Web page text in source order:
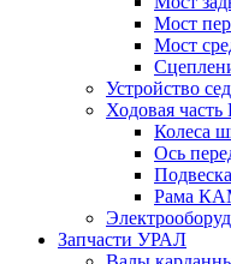
Мост
Мост
Устройство
Ходовая
Колеса
Ось
Рама
Запчасти УРАЛ